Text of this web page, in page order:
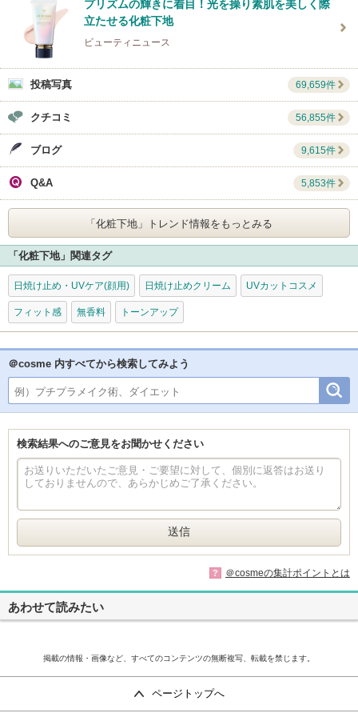
プリズムの輝きに着目！光を操り素肌を美しく際
立たせる化粧下地
ビューティニュース
投稿写真 69,659件
クチコミ 56,855件
ブログ 9,615件
Q&A 5,853件
「化粧下地」 トレンド情報をもっとみる
「化粧下地」関連タグ
日焼け止め・UVケア(顔用) 日焼け止めクリーム UVカットコスメ
フィット感 無香料 トーンアップ
＠cosme 内すべてから検索してみよう
検索結果へのご意見をお聞かせください
? ＠cosmeの集計ポイントとは
あわせて読みたい
掲載の情報・画像など、すべてのコンテンツの無断複写、転載を禁じます。
ページトップへ